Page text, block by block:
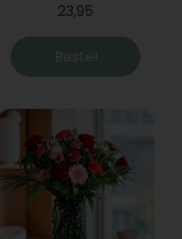
23,95
Bestel